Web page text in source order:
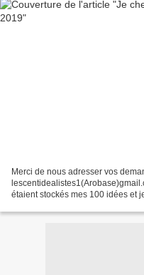
Merci de nous adresser vos
étaient stockés mes 100 idées et